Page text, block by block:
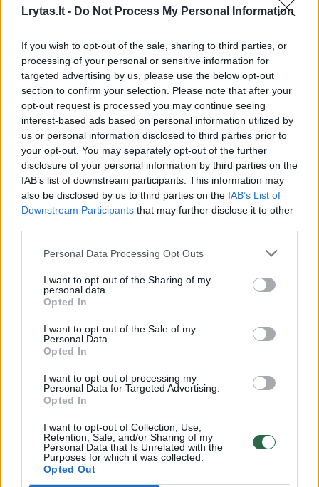
Lrytas.lt - Do Not Process My Personal Information
If you wish to opt-out of the sale, sharing to third parties, or
processing of your personal or sensitive information for
targeted advertising by us, please use the below opt-out
section to confirm your selection. Please note that after your
opt-out request is processed you may continue seeing
interest-based ads based on personal information utilized by
us or personal information disclosed to third parties prior to
your opt-out. You may separately opt-out of the further
disclosure of your personal information by third parties on the
IAB’s list of downstream participants. This information may
also be disclosed by us to third parties on the IAB’s List of
Downstream Participants that may further disclose it to other
Personal Data Processing Opt Outs
I want to opt-out of the Sharing of my
personal data.
Opted In
I want to opt-out of the Sale of my
Personal Data.
Opted In
I want to opt-out of processing my
Personal Data for Targeted Advertising.
Opted In
I want to opt-out of Collection, Use,
Retention, Sale, and/or Sharing of my
Personal Data that Is Unrelated with the
Purposes for which it was collected.
Opted Out
pasireklamuoti
Nušauto verslininko artimieji: kaip šventa žemė tokius
nešioja?
Žinios | Kriminalai
Klaipėdos verslininką nušovęs M. Jonkus: Turėjau daug
priešų
Žinios | Kriminalai
Pareigūnai užčiuopė šalia Palangos nužudyto
verslininko žudikus?
Žinios | Kriminalai
Už grotų pasiųstas verslininkas piktinasi priteista
Žinios | Kriminalai
Muzikantas: teisėjai ir verslininkas šventė kažkokį
nuosprendį